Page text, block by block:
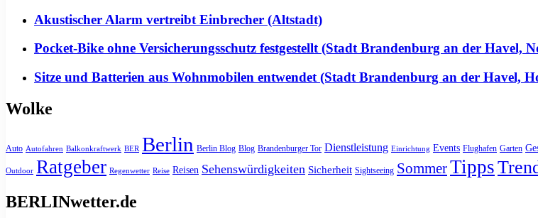
Akustischer Alarm vertreibt Einbrecher (Altstadt)
Pocket-Bike ohne Versicherungsschutz festgestellt (Stadt Brandenburg an der Havel,
Sitze und Batterien aus Wohnmobilen entwendet (Stadt Brandenburg an der Havel,
Wolke
Auto Autofahren Balkonkraftwerk BER Berlin Berlin Blog Blog Brandenburger Tor Dienstleistung Einrichtung Events Flughafen Garten
Outdoor Ratgeber Regenwetter Reise Reisen Sehenswürdigkeiten Sicherheit Sightseeing SommerTipps
BERLINwetter.de